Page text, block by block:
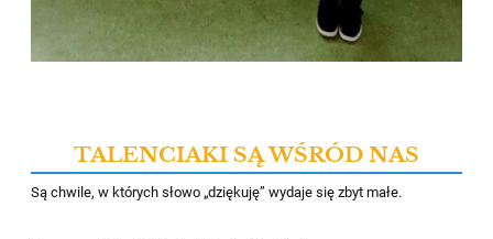
TALENCIAKI SĄ WŚRÓD NAS
Są chwile, w których słowo „dziękuję” wydaje się zbyt małe.